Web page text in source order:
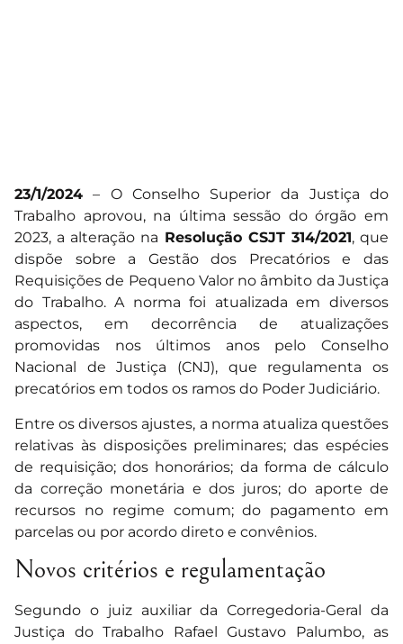
23/1/2024 – O Conselho Superior da Justiça do
Trabalho aprovou, na última sessão do órgão em
2023, a alteração na Resolução CSJT 314/2021, que
dispõe sobre a Gestão dos Precatórios e das
Requisições de Pequeno Valor no âmbito da Justiça
do Trabalho. A norma foi atualizada em diversos
aspectos, em decorrência de atualizações
promovidas nos últimos anos pelo Conselho
Nacional de Justiça (CNJ), que regulamenta os
precatórios em todos os ramos do Poder Judiciário.
Entre os diversos ajustes, a norma atualiza questões
relativas às disposições preliminares; das espécies
de requisição; dos honorários; da forma de cálculo
da correção monetária e dos juros; do aporte de
recursos no regime comum; do pagamento em
parcelas ou por acordo direto e convênios.
Novos critérios e regulamentação
Segundo o juiz auxiliar da Corregedoria-Geral da
Justiça do Trabalho Rafael Gustavo Palumbo, as